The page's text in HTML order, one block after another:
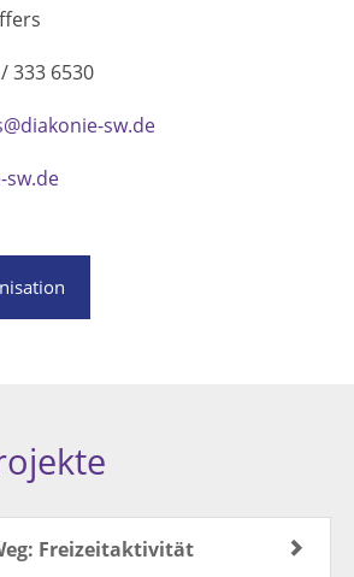
333 6530
sw.de
sw.de
Freizeitaktivität